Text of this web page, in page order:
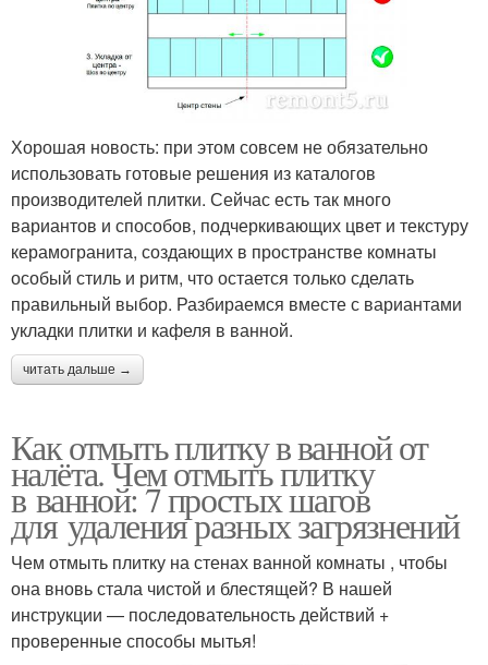
Хорошая новость: при этом совсем не обязательно
использовать готовые решения из каталогов
производителей плитки. Сейчас есть так много
вариантов и способов, подчеркивающих цвет и текстуру
керамогранита, создающих в пространстве комнаты
особый стиль и ритм, что остается только сделать
правильный выбор. Разбираемся вместе с вариантами
укладки плитки и кафеля в ванной.
читать дальше →
Как отмыть плитку в ванной от
налёта. Чем отмыть плитку
в ванной: 7 простых шагов
для удаления разных загрязнений
Чем отмыть плитку на стенах ванной комнаты , чтобы
она вновь стала чистой и блестящей? В нашей
инструкции — последовательность действий +
проверенные способы мытья!